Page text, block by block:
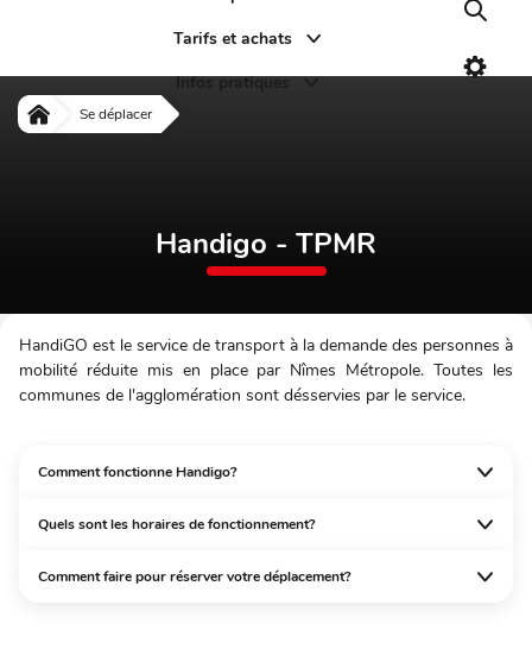
Tarifs et achats
Infos pratiques
Se déplacer
Handigo - TPMR
Handigo - TPMR
HandiGO est le service de transport à la demande des personnes à
mobilité réduite mis en place par Nîmes Métropole. Toutes les
communes de l'agglomération sont désservies par le service.
Comment fonctionne Handigo?
Quels sont les horaires de fonctionnement?
Comment faire pour réserver votre déplacement?